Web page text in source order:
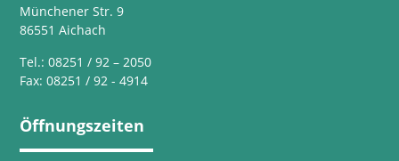
Münchener Str. 9
86551 Aichach
Tel.: 08251 / 92 – 2050
Fax: 08251 / 92 - 4914
Öffnungszeiten